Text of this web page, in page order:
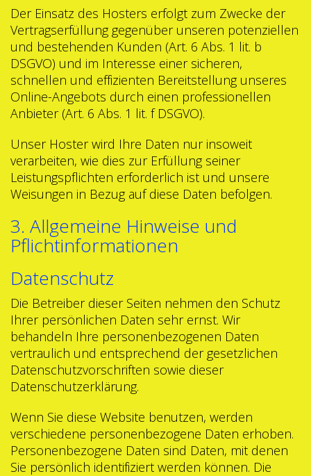
Der Einsatz des Hosters erfolgt zum Zwecke der
Vertragserfüllung gegenüber unseren potenziellen
und bestehenden Kunden (Art. 6 Abs. 1 lit. b
DSGVO) und im Interesse einer sicheren,
schnellen und effizienten Bereitstellung unseres
Online-Angebots durch einen professionellen
Anbieter (Art. 6 Abs. 1 lit. f DSGVO).
Unser Hoster wird Ihre Daten nur insoweit
verarbeiten, wie dies zur Erfüllung seiner
Leistungspflichten erforderlich ist und unsere
Weisungen in Bezug auf diese Daten befolgen.
3. Allgemeine Hinweise und
Pflichtinformationen
Datenschutz
Die Betreiber dieser Seiten nehmen den Schutz
Ihrer persönlichen Daten sehr ernst. Wir
behandeln Ihre personenbezogenen Daten
vertraulich und entsprechend der gesetzlichen
Datenschutzvorschriften sowie dieser
Datenschutzerklärung.
Wenn Sie diese Website benutzen, werden
verschiedene personenbezogene Daten erhoben.
Personenbezogene Daten sind Daten, mit denen
Sie persönlich identifiziert werden können. Die